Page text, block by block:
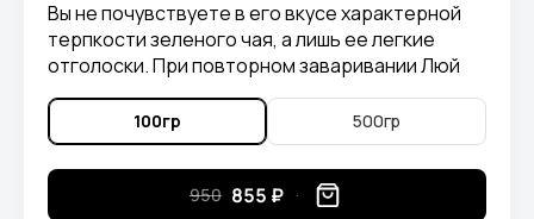
Вы не почувствуете в его вкусе характерной
терпкости зеленого чая, а лишь ее легкие
отголоски. При повторном заваривании Люй
Лун Чжу, можно ощутить в его вкусе приятные
нотки злаковых растений.
100гр 500гр
950 855 ₽